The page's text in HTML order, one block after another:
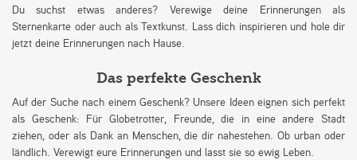
Du suchst etwas anderes? Verewige deine Erinnerungen als
Sternenkarte oder auch als Textkunst. Lass dich inspirieren und hole dir
jetzt deine Erinnerungen nach Hause.
Das perfekte Geschenk
Auf der Suche nach einem Geschenk? Unsere Ideen eignen sich perfekt
als Geschenk: Für Globetrotter, Freunde, die in eine andere Stadt
ziehen, oder als Dank an Menschen, die dir nahestehen. Ob urban oder
ländlich. Verewigt eure Erinnerungen und lasst sie so ewig Leben.